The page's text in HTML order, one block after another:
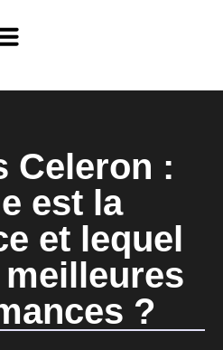
Celeron :
est la
et lequel
?